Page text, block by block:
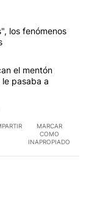
los fenómenos
el mentón
pasaba a
MARCAR
COMO
INAPROPIADO